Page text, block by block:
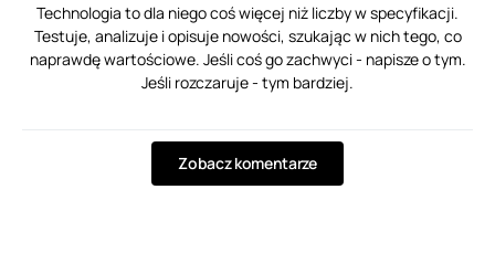
Technologia to dla niego coś więcej niż liczby w specyfikacji.
Testuje, analizuje i opisuje nowości, szukając w nich tego, co
naprawdę wartościowe. Jeśli coś go zachwyci - napisze o tym.
Jeśli rozczaruje - tym bardziej.
Zobacz komentarze